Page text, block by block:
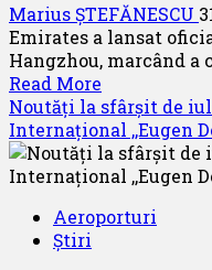
Marius ȘTEFĂNESCU
Emirates a lansat
Hangzhou, marcând a
Read More
more
about
Emirates
aterizează
Hangzhou,
Noutăți la sfârșit de
Internațional ,,Eugen
Aeroporturi
Știri